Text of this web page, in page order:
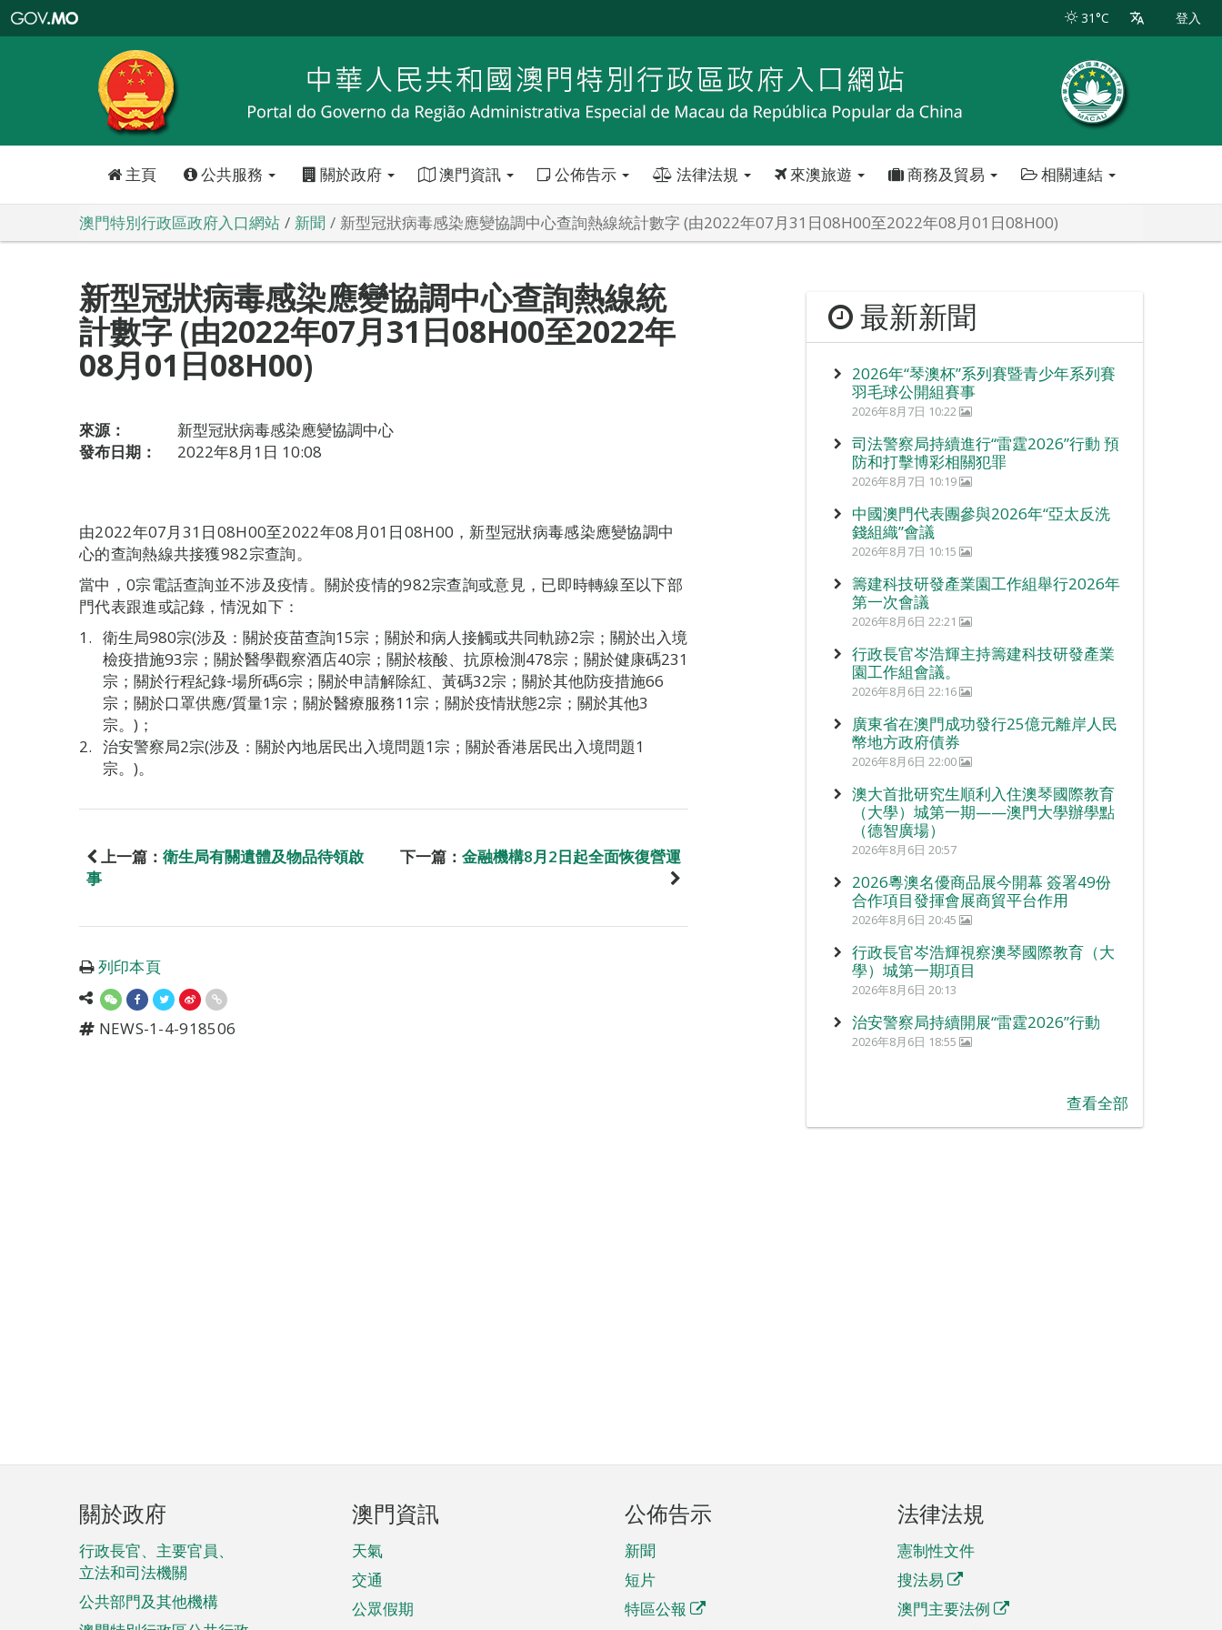
特
政
區
政
口
31°C 登入
主頁 公共服務 關於政府 澳門資訊 公佈告示 法律法規 來澳旅遊 商務及貿易 相關連結
澳門特別行政區政府入口網站 新聞 新型冠狀病毒感染應變協調中心查詢熱線統計數字 (由2022年07月31日08H00至2022年08月01日08H00)
新型冠狀病毒感染應變協調中心查詢熱線統
計數字 (由2022年07月31日08H00至2022年
08月01日08H00)
來源：
新型冠狀病毒感染應變協調中心
發布日期：
2022年8月1日 10:08
由2022年07月31日08H00至2022年08月01日08H00，新型冠狀病毒感染應變協調中
心的查詢熱線共接獲982宗查詢。
當中，0宗電話查詢並不涉及疫情。關於疫情的982宗查詢或意見，已即時轉線至以下部
門代表跟進或記錄，情況如下：
衛生局980宗(涉及：關於疫苗查詢15宗；關於和病人接觸或共同軌跡2宗；關於出入境
檢疫措施93宗；關於醫學觀察酒店40宗；關於核酸、抗原檢測478宗；關於健康碼231
宗；關於行程紀錄‐場所碼6宗；關於申請解除紅、黃碼32宗；關於其他防疫措施66
宗；關於口罩供應/質量1宗；關於醫療服務11宗；關於疫情狀態2宗；關於其他3
宗。)；
治安警察局2宗(涉及：關於內地居民出入境問題1宗；關於香港居民出入境問題1
宗。)。
上一篇： 衛生局有關遺體及物品待領啟
事
下一篇： 金融機構8月2日起全面恢復營運
列印本頁
NEWS-1-4-918506
最新新聞
2026年“琴澳杯”系列賽暨青少年系列賽
羽毛球公開組賽事
2026年8月7日 10:22
司法警察局持續進行“雷霆2026”行動 預
防和打擊博彩相關犯罪
2026年8月7日 10:19
中國澳門代表團參與2026年“亞太反洗
錢組織”會議
2026年8月7日 10:15
籌建科技研發產業園工作組舉行2026年
第一次會議
2026年8月6日 22:21
行政長官岑浩輝主持籌建科技研發產業
園工作組會議。
2026年8月6日 22:16
廣東省在澳門成功發行25億元離岸人民
幣地方政府債券
2026年8月6日 22:00
澳大首批研究生順利入住澳琴國際教育
（大學）城第一期——澳門大學辦學點
（德智廣場）
2026年8月6日 20:57
2026粵澳名優商品展今開幕 簽署49份
合作項目發揮會展商貿平台作用
2026年8月6日 20:45
行政長官岑浩輝視察澳琴國際教育（大
學）城第一期項目
2026年8月6日 20:13
治安警察局持續開展“雷霆2026”行動
2026年8月6日 18:55
查看全部
頁
腳
菜
單
關於政府
行政長官、主要官員、
立法和司法機關
公共部門及其他機構
澳門資訊
天氣
交通
公眾假期
公佈告示
新聞
短片
特區公報
法律法規
憲制性文件
搜法易
澳門主要法例